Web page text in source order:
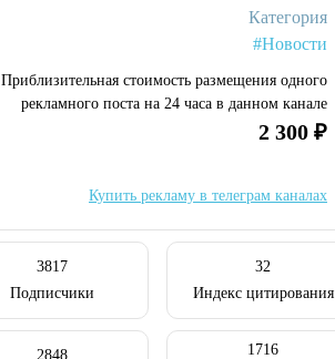
Категория
#Новости
Приблизительная стоимость размещения одного
рекламного поста на 24 часа в данном канале
2 300 ₽
Купить рекламу в телеграм каналах
3817
Подписчики
32
Индекс цитирования
2848
1716